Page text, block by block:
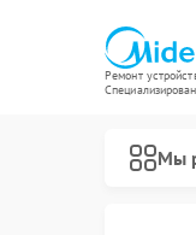
Ремонт
Мы